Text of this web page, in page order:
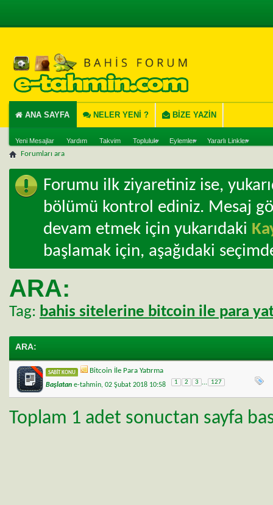
ANA SAYFA
Yeni Mesajlar Yardım Takvim Topluluk Eylemler Yararlı Linkler
NELER YENI ? BIZE YAZIN
Forumları ara
Forumu ilk ziyaretiniz ise,
bölümü kontrol ediniz. Mesaj
devam etmek için yukarıdaki
başlamak için, aşağıdaki
ARA:
Tag: bahis sitelerine bitcoin ile para
ARA:
SABIT KONU Bitcoin İle Para Yatırma
Başlatan e-tahmin, 02 Şubat 2018 10:58 1 2 3 ... 127
Toplam 1 adet sonuctan sayfa